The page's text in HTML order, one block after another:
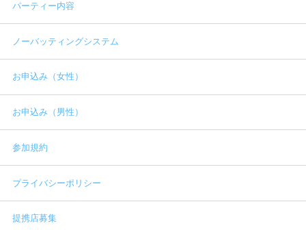
パーティー内容
ノーバッティングシステム
お申込み（女性）
お申込み（男性）
参加規約
プライバシーポリシー
提携店募集